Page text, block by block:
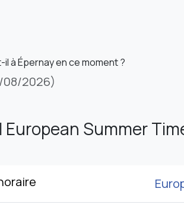
à Épernay en ce moment ?
2026)
Summer